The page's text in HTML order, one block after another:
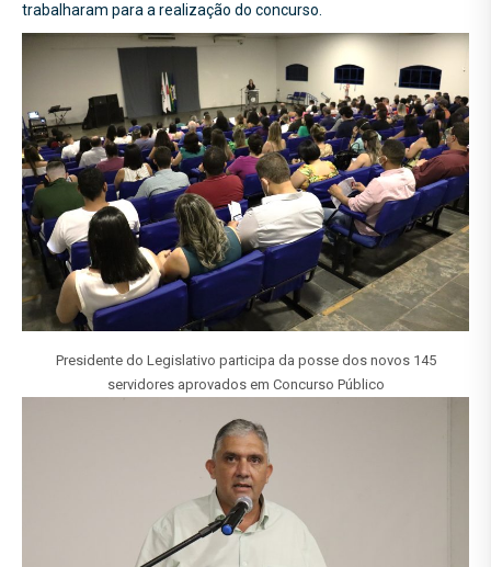
trabalharam para a realização do concurso.
Presidente do Legislativo participa da posse dos novos 145
servidores aprovados em Concurso Público